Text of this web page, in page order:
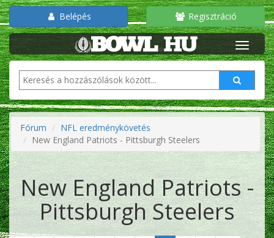
Belépés Regisztráció
Fórum
NFL eredménykövetés
New England Patriots - Pittsburgh Steelers
New England Patriots -
Pittsburgh Steelers